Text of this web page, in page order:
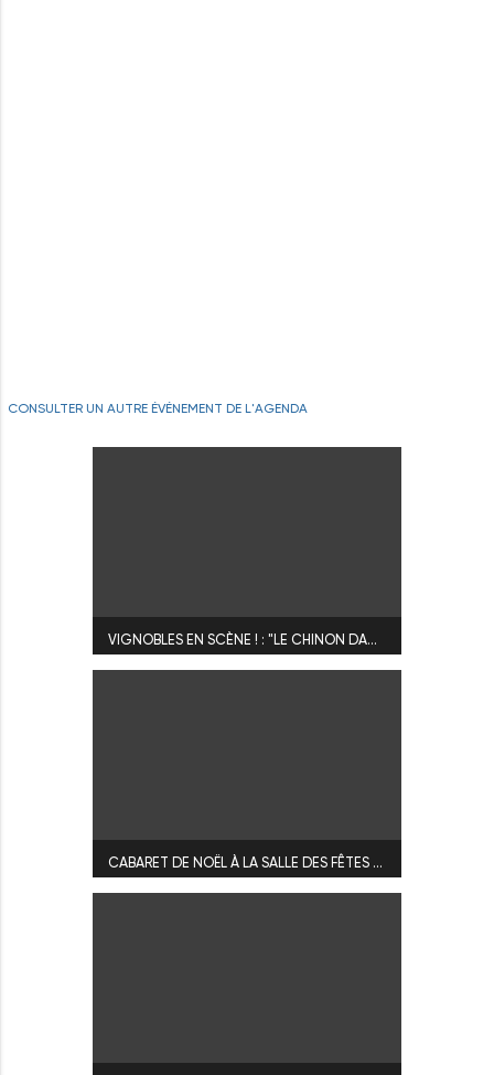
CONSULTER UN AUTRE ÉVÉNEMENT DE L'AGENDA
VIGNOBLES EN SCÈNE ! : "LE CHINON DANS TOUS SES ÉTATS"
CABARET DE NOËL À LA SALLE DES FÊTES DE NOIZAY